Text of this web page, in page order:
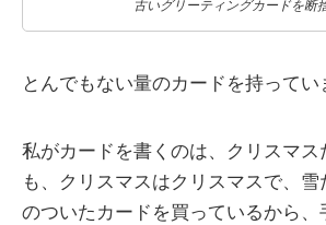
古いグリーティングカードを断
とんでもない量のカードを持ってい
私がカードを書くのは、クリスマ
も、クリスマスはクリスマスで、雪
のついたカードを買っているから、